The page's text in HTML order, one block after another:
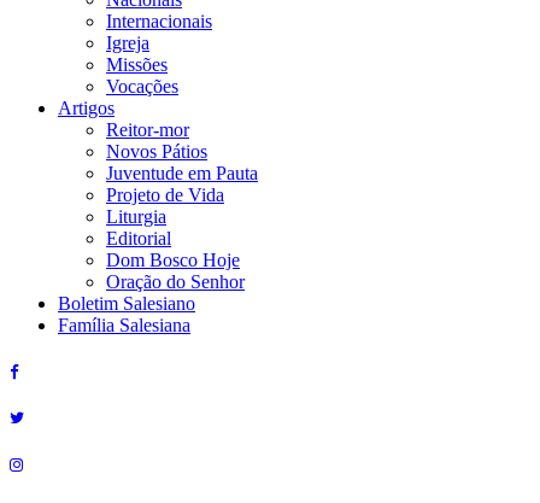
Internacionais
Igreja
Missões
Vocações
Artigos
Reitor-mor
Novos Pátios
Juventude em Pauta
Projeto de Vida
Liturgia
Editorial
Dom Bosco Hoje
Oração do Senhor
Boletim Salesiano
Família Salesiana